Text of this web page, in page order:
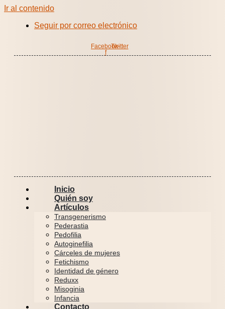
Ir al contenido
Seguir por correo electrónico
Facebook-
f
Twitter
Inicio
Quién soy
Artículos
Transgenerismo
Pederastia
Pedofilia
Autoginefilia
Cárceles de mujeres
Fetichismo
Identidad de género
Reduxx
Misoginia
Infancia
Contacto